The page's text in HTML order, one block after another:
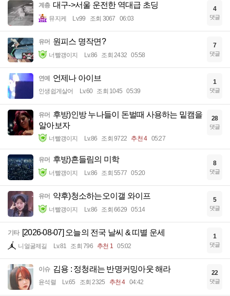
계층 대구->서울 운전한 역대급 초딩
뮤지케 Lv.99 조회 3067 06:03
4
댓글
유머 원피스 명작면?
너빨갱이지 Lv.86 조회 2432 05:58
7
댓글
연예 언제나 아이브
인생쉽게살어 Lv.60 조회 1045 05:39
1
댓글
유머 후방)인방 누나들이 돈벌때 사용하는 밑캠을
알아보자
너빨갱이지 Lv.86 조회 9722 추천 4 05:27
28
댓글
유머 후방)흔들림의 미학
너빨갱이지 Lv.86 조회 5577 05:20
8
댓글
유머 약후)청소하는오이갤 와이프
너빨갱이지 Lv.86 조회 6629 05:14
5
댓글
기타 [2026-08-07] 오늘의 전국 날씨 & 띠별 운세
니얼굴제길 Lv.81 조회 796 추천 1 05:02
1
댓글
이슈 김용 : 정청래는 반명커밍아웃 해라
윤석렬 Lv.65 조회 2325 추천 4 04:42
22
댓글